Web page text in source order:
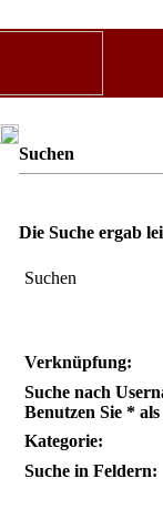
Suchen
Die Suche ergab
Suchen
Verknüpfung:
Suche nach
Benutzen Sie *
Kategorie:
Suche in Feldern: